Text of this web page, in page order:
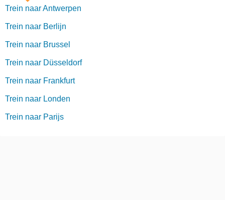
Trein naar Antwerpen
Trein naar Berlijn
Trein naar Brussel
Trein naar Düsseldorf
Trein naar Frankfurt
Trein naar Londen
Trein naar Parijs